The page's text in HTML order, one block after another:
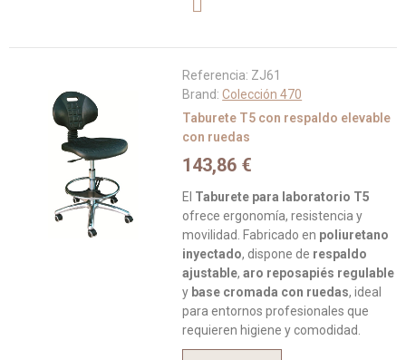
Referencia: ZJ61
Brand:Colección 470
Taburete T5 con respaldo elevable
con ruedas
143,86 €
El Taburete para laboratorio T5
ofrece ergonomía, resistencia y
movilidad. Fabricado en poliuretano
inyectado, dispone de respaldo
ajustable,aro reposapiés regulable
y base cromada con ruedas, ideal
para entornos profesionales que
requieren higiene y comodidad.